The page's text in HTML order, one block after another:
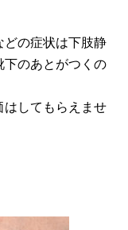
どの症状は下肢静
下のあとがつくの
はしてもらえませ